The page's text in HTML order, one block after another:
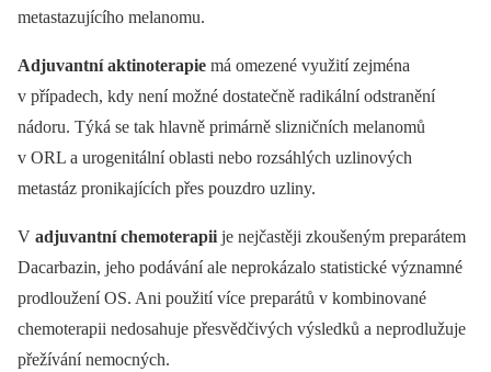
metastazujícího melanomu.
Adjuvantní aktinoterapie má omezené využití zejména
v případech, kdy není možné dostatečně radikální odstranění
nádoru. Týká se tak hlavně primárně slizničních melanomů
v ORL a urogenitální oblasti nebo rozsáhlých uzlinových
metastáz pronikajících přes pouzdro uzliny.
V adjuvantní chemoterapii je nejčastěji zkoušeným preparátem
Dacarbazin, jeho podávání ale neprokázalo statistické významné
prodloužení OS. Ani použití více preparátů v kombinované
chemoterapii nedosahuje přesvědčivých výsledků a neprodlužuje
přežívání nemocných.